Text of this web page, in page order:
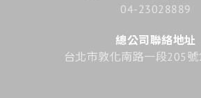
04-23028889
總公司聯絡地址
台北市敦化南路一段205